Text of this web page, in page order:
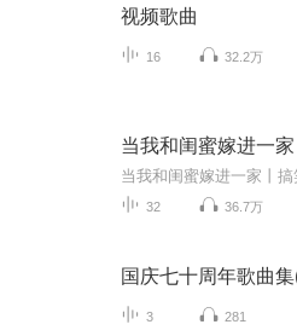
视频歌曲
16 32.2万
当我和闺蜜嫁进一
32 36.7万
国庆七十周年歌曲
3 281